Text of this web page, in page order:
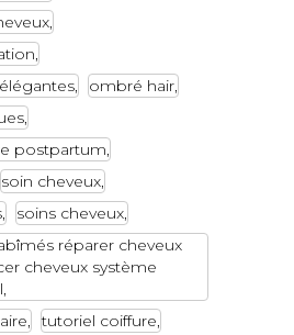
ombré hair
postpartum
soin cheveux
soins cheveux
réparer cheveux
cheveux système
tutoriel coiffure